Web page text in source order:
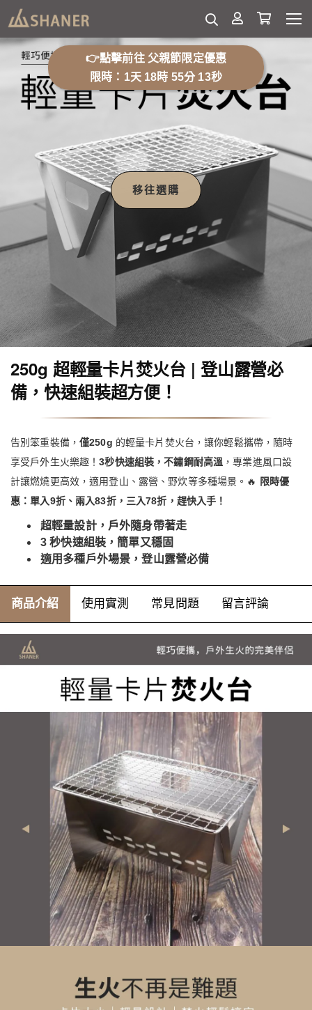
移往選購
250g 超輕量卡片焚火台 | 登山露營必
備，快速組裝超方便！
告別笨重裝備， 僅250g 的輕量卡片焚火台，讓你輕鬆攜帶，隨時
享受戶外生火樂趣！3秒快速組裝，不鏽鋼耐高溫 ，專業進風口設
計讓燃燒更高效，適用登山、露營、野炊等多種場景。🔥 限時優
惠：單入9折、兩入83折，三入78折，趕快入手！
超輕量設計，戶外隨身帶著走
3 秒快速組裝，簡單又穩固
適用多種戶外場景，登山露營必備
商品介紹 使用實測 常見問題 留言評論
👉點擊前往 父親節限定優惠
限時：1天 18時 55分 10秒